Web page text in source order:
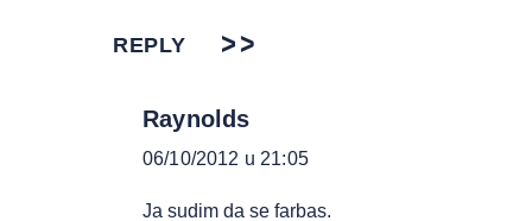
REPLY
Raynolds
06/10/2012 u 21:05
Ja sudim da se farbas.